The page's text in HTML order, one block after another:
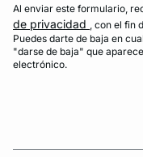
Al enviar este formulario,
de privacidad , con el fin
Puedes darte de baja en
"darse de baja" que
electrónico.